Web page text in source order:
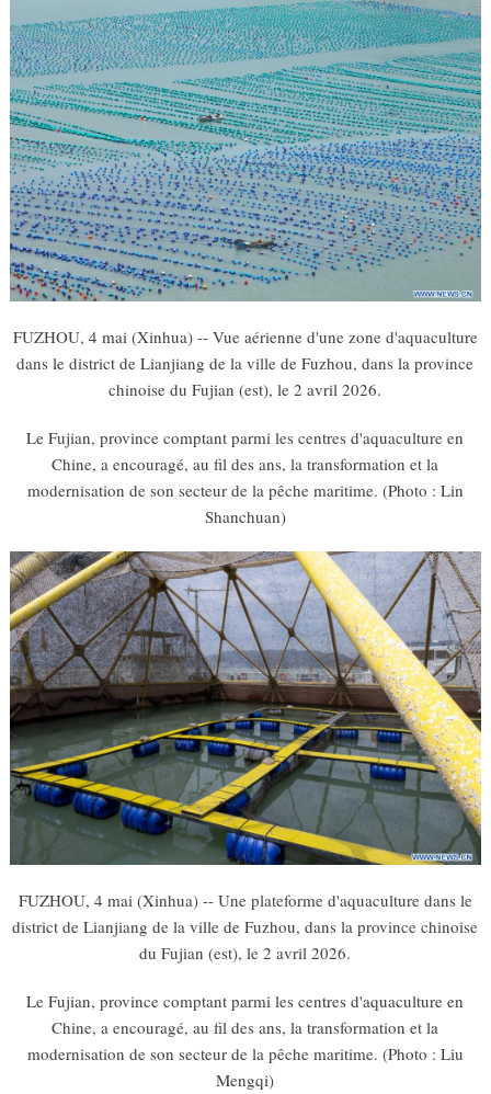
FUZHOU, 4 mai (Xinhua) -- Vue aérienne d'une zone d'aquaculture
dans le district de Lianjiang de la ville de Fuzhou, dans la province
chinoise du Fujian (est), le 2 avril 2026.
Le Fujian, province comptant parmi les centres d'aquaculture en
Chine, a encouragé, au fil des ans, la transformation et la
modernisation de son secteur de la pêche maritime. (Photo : Lin
Shanchuan)
FUZHOU, 4 mai (Xinhua) -- Une plateforme d'aquaculture dans le
district de Lianjiang de la ville de Fuzhou, dans la province chinoise
du Fujian (est), le 2 avril 2026.
Le Fujian, province comptant parmi les centres d'aquaculture en
Chine, a encouragé, au fil des ans, la transformation et la
modernisation de son secteur de la pêche maritime. (Photo : Liu
Mengqi)